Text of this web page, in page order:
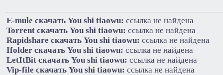
E-mule cкачать You shi tiaowu: ссылка не найдена
Torrent cкачать You shi tiaowu: ссылка не найдена
Rapidshare cкачать You shi tiaowu: ссылка не найдена
Ifolder cкачать You shi tiaowu: ссылка не найдена
LetItBit cкачать You shi tiaowu: ссылка не найдена
Vip-file cкачать You shi tiaowu: ссылка не найдена